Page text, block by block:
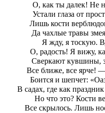
О, как ты далек! Не
Устали глаза от
Лишь кости
Да чахлые травы
Я жду, я тоскую.
О, радость! Я вижу,
Сверкают кувшины,
Все ближе, все ярче!
Боится и шепчет:
В садах, где как
Но что это? Кости
Все скрылось. Лишь